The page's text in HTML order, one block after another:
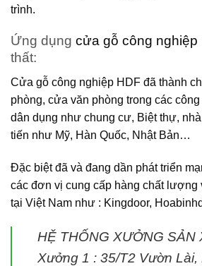
trình.
Ứng dụng cửa gỗ công nghiệp
thất:
Cửa gỗ công nghiệp HDF đã thành
phòng, cửa văn phòng trong các
dân dụng như chung cư, Biệt thự,
tiến như Mỹ, Hàn Quốc, Nhật Bản…
Đặc biệt đã và đang dần phát triển
các đơn vị cung cấp hàng chất lượng
tại Việt Nam như : Kingdoor,
HỆ THỐNG XƯỞNG SẢN
Xưởng 1 : 35/T2 Vườn Lài,